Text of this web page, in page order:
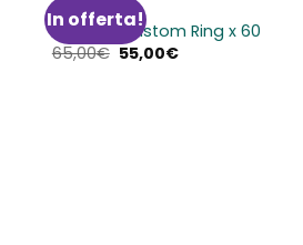
In offerta!
ACCESSORI
Babolat Custom Ring x 60
65,00€ Il
prezzo
55,00€Il